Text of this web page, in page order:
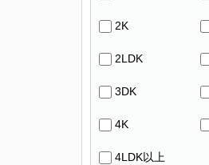
2K
2LDK
3DK
4K
4LDK以上